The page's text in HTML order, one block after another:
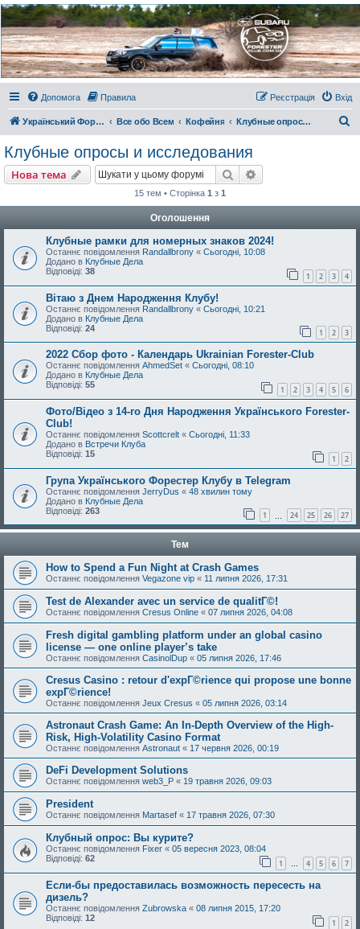
Украинский Форестер
Клуб
Всеукраинский клуб владельцев Subaru Forester. Клубные покатушки на природе и
еженедельные встречи, скидки от партнеров и просто много общения с друзьями.
Присоединяйтесь. Think. Feel. Drive.
Допомога
Правила Вхід
Реєстрація
Український Форестер Клуб Все обо Всем Кофейня Клубные опросы и исследования
Клубные опросы и исследования
Нова тема Пошук
15 тем • Сторінка 1 з 1
Оголошення
Клубные рамки для номерных знаков 2024!
Останнє повідомлення Randallbrony « Сьогодні, 10:08
Додано в Клубные Дела
Відповіді: 38 1 2 3 4
Вітаю з Днем Народження Клубу!
Останнє повідомлення Randallbrony « Сьогодні, 10:21
Додано в Клубные Дела
Відповіді: 24 1 2 3
2022 Сбор фото - Календарь Ukrainian Forester-Club
Останнє повідомлення AhmedSet « Сьогодні, 08:10
Додано в Клубные Дела
Відповіді: 55 1 2 3 4 5 6
Фото/Відео з 14-го Дня Народження Українського Forester-
Club!
Останнє повідомлення Scottcrelt « Сьогодні, 11:33
Додано в Встречи Клуба
Відповіді: 15 1 2
Група Українського Форестер Клубу в Telegram
Останнє повідомлення JerryDus « 48 хвилин тому
Додано в Клубные Дела
Відповіді: 263 1 24 25 26 27
Тем
How to Spend a Fun Night at Crash Games
Останнє повідомлення Vegazone vip « 11 липня 2026, 17:31
Test de Alexander avec un service de qualitГ©!
Останнє повідомлення Cresus Online « 07 липня 2026, 04:08
Fresh digital gambling platform under an global casino
license — one online player’s take
Останнє повідомлення CasinolDup « 05 липня 2026, 17:46
Cresus Casino : retour d'expГ©rience qui propose une bonne
expГ©rience!
Останнє повідомлення Jeux Cresus « 05 липня 2026, 03:14
Astronaut Crash Game: An In-Depth Overview of the High-
Risk, High-Volatility Casino Format
Останнє повідомлення Astronaut « 17 червня 2026, 00:19
DeFi Development Solutions
Останнє повідомлення web3_P « 19 травня 2026, 09:03
President
Останнє повідомлення Martasef « 17 травня 2026, 07:30
Клубный опрос: Вы курите?
Останнє повідомлення Fixer « 05 вересня 2023, 08:04
Відповіді: 62 1 … 4 5 6 7
Если-бы предоставилась возможность пересесть на
дизель?
Останнє повідомлення Zubrowska « 08 липня 2015, 17:20
Відповіді: 12 1 2